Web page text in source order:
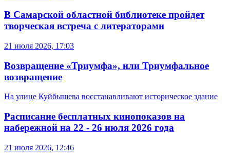
В Самарской областной библиотеке пройдет
творческая встреча с литераторами
21 июля 2026, 17:03
Возвращение «Триумфа», или Триумфальное
возвращение
На улице Куйбышева восстанавливают историческое здание
Расписание бесплатных кинопоказов на
набережной на 22 - 26 июля 2026 года
21 июля 2026, 12:46